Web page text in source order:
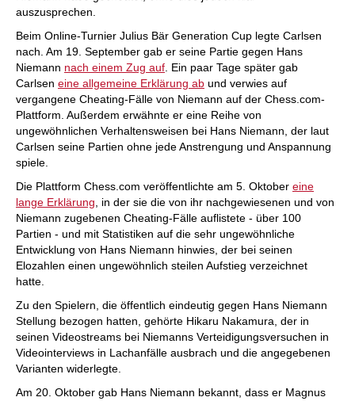
auszusprechen.
Beim Online-Turnier Julius Bär Generation Cup legte Carlsen
nach. Am 19. September gab er seine Partie gegen Hans
Niemann nach einem Zug auf . Ein paar Tage später gab
Carlsen eine allgemeine Erklärung ab und verwies auf
vergangene Cheating-Fälle von Niemann auf der Chess.com-
Plattform. Außerdem erwähnte er eine Reihe von
ungewöhnlichen Verhaltensweisen bei Hans Niemann, der laut
Carlsen seine Partien ohne jede Anstrengung und Anspannung
spiele.
Die Plattform Chess.com veröffentlichte am 5. Oktober eine
lange Erklärung , in der sie die von ihr nachgewiesenen und von
Niemann zugebenen Cheating-Fälle auflistete - über 100
Partien - und mit Statistiken auf die sehr ungewöhnliche
Entwicklung von Hans Niemann hinwies, der bei seinen
Elozahlen einen ungewöhnlich steilen Aufstieg verzeichnet
hatte.
Zu den Spielern, die öffentlich eindeutig gegen Hans Niemann
Stellung bezogen hatten, gehörte Hikaru Nakamura, der in
seinen Videostreams bei Niemanns Verteidigungsversuchen in
Videointerviews in Lachanfälle ausbrach und die angegebenen
Varianten widerlegte.
Am 20. Oktober gab Hans Niemann bekannt, dass er Magnus